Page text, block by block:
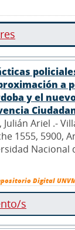
a
y el
Julián Ariel .-
1555, 5900,
Nacional
Digital
s